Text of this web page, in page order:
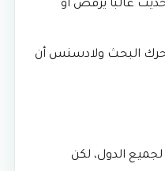
غالبًا يُرفض أو
البحث ولادسنس أن
الدول، لكن